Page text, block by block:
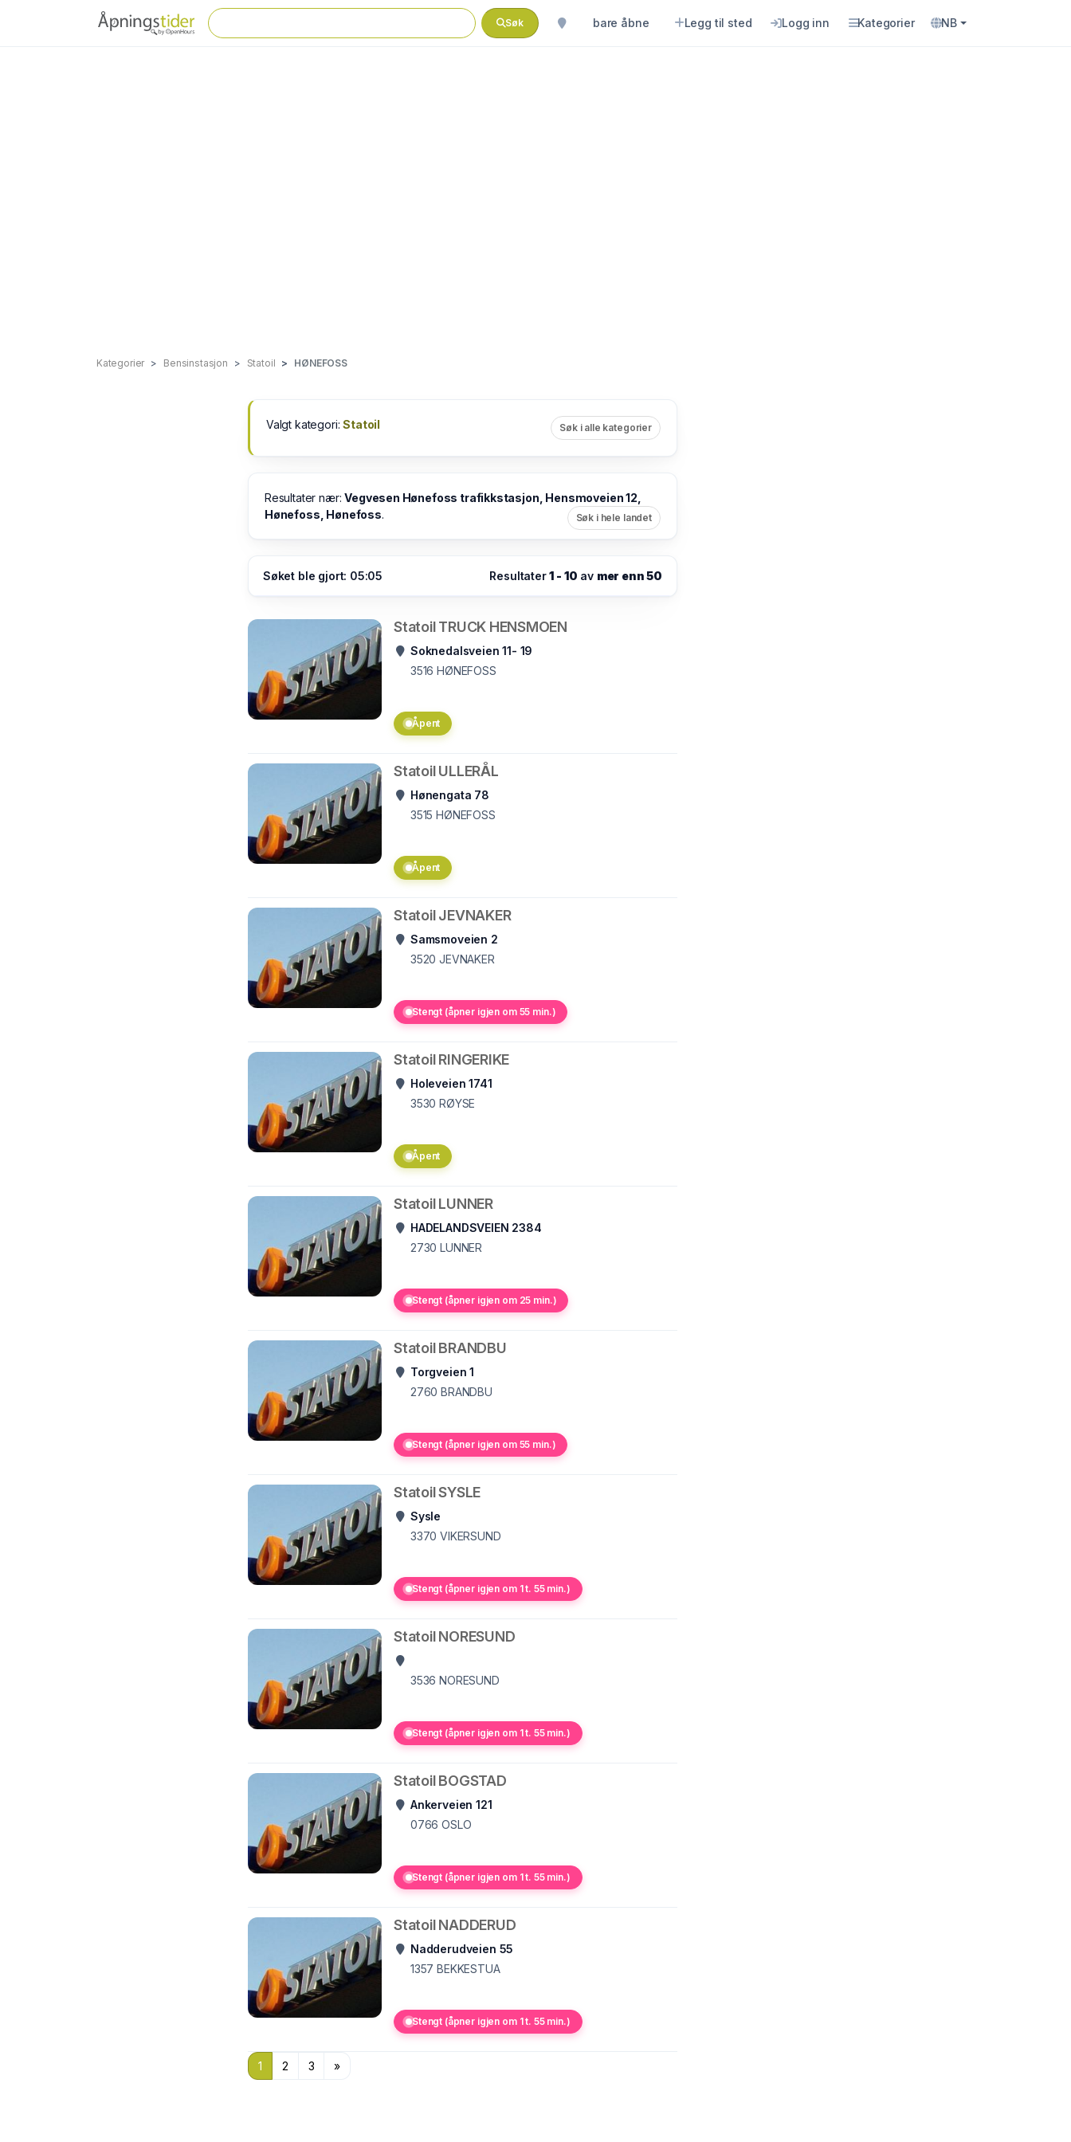
Søk bare åbne Legg til sted Logg inn Kategorier NB
Kategorier Bensinstasjon Statoil HØNEFOSS
Valgt kategori:Statoil Søk i alle kategorier
Resultater nær:Vegvesen Hønefoss trafikkstasjon, Hensmoveien 12,
Hønefoss, Hønefoss. Søk i hele landet
Søket ble gjort: 05:05 Resultater1 - 10 av mer enn 50
Statoil TRUCK HENSMOEN
Soknedalsveien 11- 19
3516 HØNEFOSS
Åpent
Statoil ULLERÅL
Hønengata 78
3515 HØNEFOSS
Åpent
Statoil JEVNAKER
Samsmoveien 2
3520 JEVNAKER
Stengt (åpner igjen om 55 min.)
Statoil RINGERIKE
Holeveien 1741
3530 RØYSE
Åpent
Statoil LUNNER
HADELANDSVEIEN 2384
2730 LUNNER
Stengt (åpner igjen om 25 min.)
Statoil BRANDBU
Torgveien 1
2760 BRANDBU
Stengt (åpner igjen om 55 min.)
Statoil SYSLE
Sysle
3370 VIKERSUND
Stengt (åpner igjen om 1 t. 55 min.)
Statoil NORESUND
3536 NORESUND
Stengt (åpner igjen om 1 t. 55 min.)
Statoil BOGSTAD
Ankerveien 121
0766 OSLO
Stengt (åpner igjen om 1 t. 55 min.)
Statoil NADDERUD
Nadderudveien 55
1357 BEKKESTUA
Stengt (åpner igjen om 1 t. 55 min.)
1 2 3 »